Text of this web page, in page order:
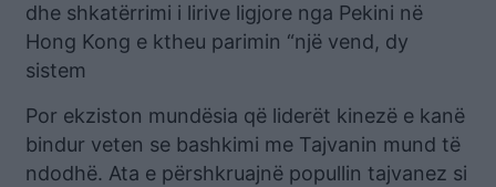
dhe shkatërrimi i lirive ligjore nga Pekini në
Hong Kong e ktheu parimin “një vend, dy
sistem
Por ekziston mundësia që liderët kinezë e kanë
bindur veten se bashkimi me Tajvanin mund të
ndodhë. Ata e përshkruajnë popullin tajvanez si